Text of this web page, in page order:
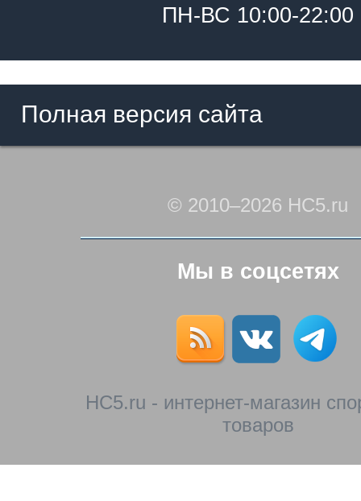
ПН-ВС 10:00-22:00
Полная версия сайта
© 2010–2026 HC5.ru
Мы в соцсетях
HC5.ru - интернет-магазин
товаров